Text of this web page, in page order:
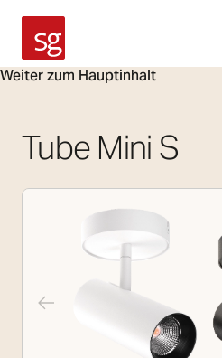
Weiter zum Hauptinhalt
SG Armaturen
Tube Mini S